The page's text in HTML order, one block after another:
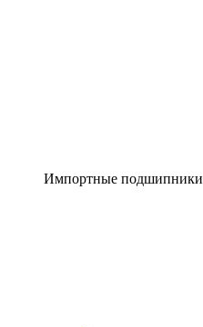
Импортные подшипники